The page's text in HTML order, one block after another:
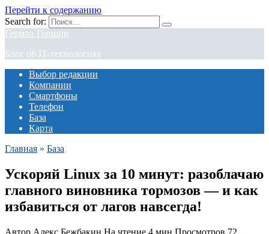
Перейти к содержанию
Search for:
Герман Геншин
Блог об IT-технологиях
Выбор редакции
Компании
Смартфоны
Телефон
База
Карта
Главная » База
Ускоряй Linux за 10 минут: разоблачаю
главного виновника тормозов — и как
избавиться от лагов навсегда!
Автор Алекс Бежбакин На чтение 4 мин Просмотров 72